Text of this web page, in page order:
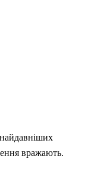
вражають.